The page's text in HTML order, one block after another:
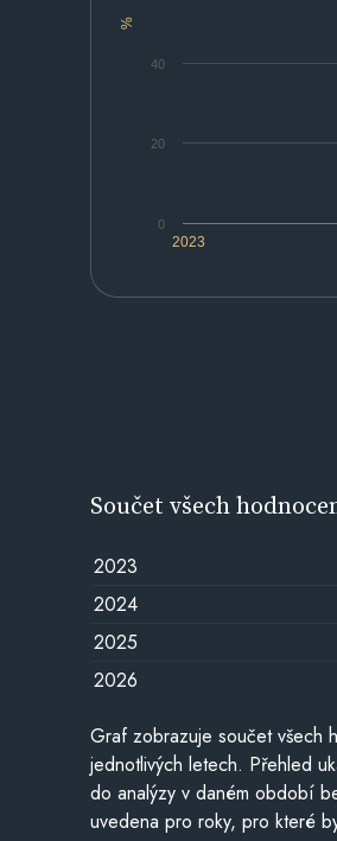
%
2023
0
20
40
Součet všech
2023
2024
2025
2026
Graf zobrazuje součet všech
jednotlivých letech. Přehled
do analýzy v daném období
uvedena pro roky, pro které